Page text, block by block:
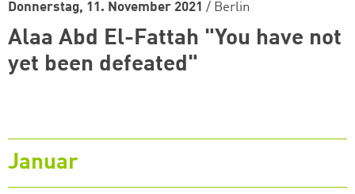
Donnerstag, 11. November 2021 / Berlin
Alaa Abd El-Fattah "You have not
yet been defeated"
Januar